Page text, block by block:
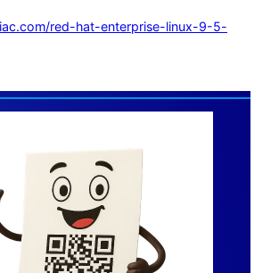
red-hat-enterprise-linux-9-5-